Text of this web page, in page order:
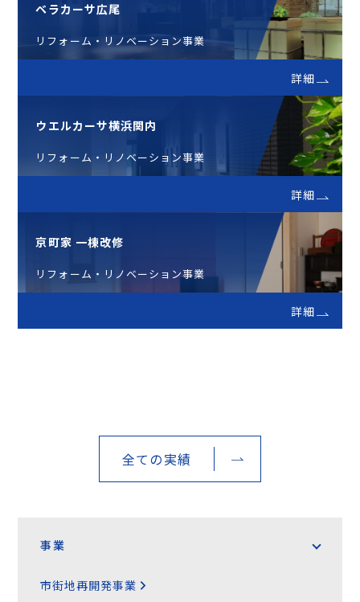
事業
市街地再開発事業
ベラカーサ広尾
リフォーム・リノベーション事業
詳細
ウエルカーサ横浜関内
リフォーム・リノベーション事業
詳細
京町家 一棟改修
リフォーム・リノベーション事業
詳細
全ての実績